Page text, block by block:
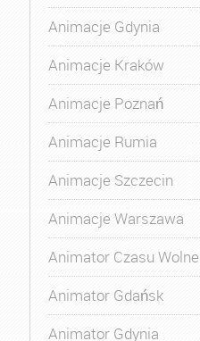
Animacje Gdynia
Animacje Kraków
Animacje Poznań
Animacje Rumia
Animacje Szczecin
Animacje Warszawa
Animator Czasu
Animator Gdańsk
Animator Gdynia